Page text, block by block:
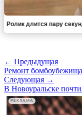
Ролик длится пару
← Предыдущая
Ремонт
Следующая →
В Новоуральске
РЕКЛАМА